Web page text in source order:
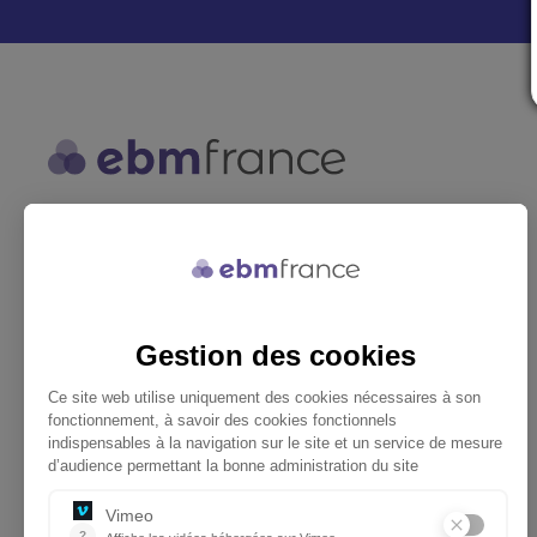
connaissances médicales gratuite
adaptée à la pratique de la médecine